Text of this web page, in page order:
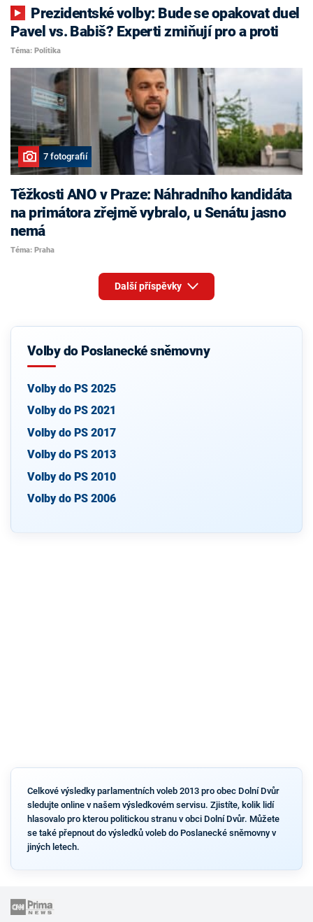
Pavel vs. Babiš? Experti zmiňují pro a proti
Téma: Politika
7 fotografií
Těžkosti ANO v Praze: Náhradního kandidáta
na primátora zřejmě vybralo, u Senátu jasno
nemá
Téma: Praha
Další příspěvky
Volby do Poslanecké sněmovny
Volby do PS 2025
Volby do PS 2021
Volby do PS 2017
Volby do PS 2013
Volby do PS 2010
Volby do PS 2006
Celkové výsledky parlamentních voleb 2013 pro obec Dolní Dvůr
sledujte online v našem výsledkovém servisu. Zjistíte, kolik lidí
hlasovalo pro kterou politickou stranu v obci Dolní Dvůr. Můžete
se také přepnout do výsledků voleb do Poslanecké sněmovny v
jiných letech.